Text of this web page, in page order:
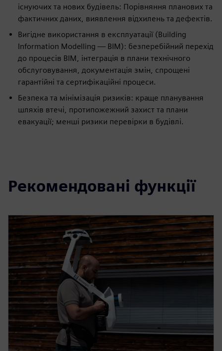
існуючих та нових будівель: Порівняння планових та
фактичних даних, виявлення відхилень та дефектів.
Вигідне використання в експлуатації (Building
Information Modelling — BIM): безперебійний перехід
до процесів BIM, інтеграція в плани технічного
обслуговування, документація змін, спрощені
гарантійні та сертифікаційні процеси.
Безпека та мінімізація ризиків: краще планування
шляхів втечі, протипожежний захист та плани
евакуації; менші ризики перевірки в будівлі.
Рекомендовані функції